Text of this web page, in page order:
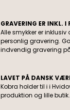
GRAVERING ER INKL. I
Alle smykker er
personlig gravering.
indvendig gravering
LAVET PÅ DANSK
Kobra holder til i i
produktion og lille butik.